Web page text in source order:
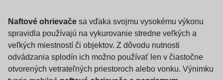
Naftové ohrievače sa vďaka svojmu vysokému výkonu
spravidla používajú na vykurovanie stredne veľkých a
veľkých miestností či objektov. Z dôvodu nutnosti
odvádzania splodín ich možno používať len v čiastočne
otvorených vetrateľných priestoroch alebo vonku. Výnimku